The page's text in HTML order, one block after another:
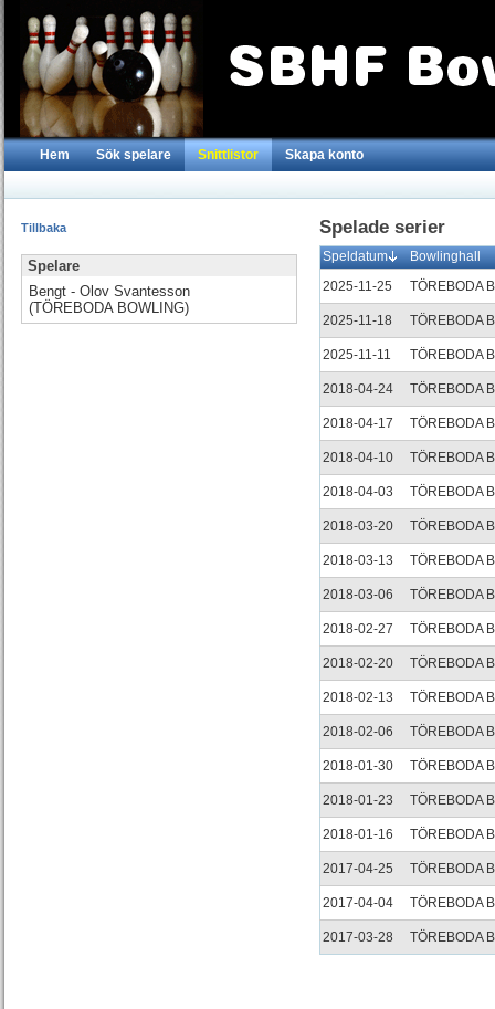
Hem Sök spelare Snittlistor Skapa konto
Tillbaka
Spelare
Bengt - Olov Svantesson
(TÖREBODA BOWLING)
Spelade serier
Speldatum
Bowlinghall
2025-11-25
TÖREBODA
2025-11-18 TÖREBODA
2025-11-11 TÖREBODA
2018-04-24 TÖREBODA
2018-04-17 TÖREBODA
2018-04-10 TÖREBODA
2018-04-03 TÖREBODA
2018-03-20 TÖREBODA
2018-03-13 TÖREBODA
2018-03-06 TÖREBODA
2018-02-27 TÖREBODA
2018-02-20 TÖREBODA
2018-02-13 TÖREBODA
2018-02-06 TÖREBODA
2018-01-30 TÖREBODA
2018-01-23 TÖREBODA
2018-01-16 TÖREBODA
2017-04-25 TÖREBODA
2017-04-04 TÖREBODA
2017-03-28 TÖREBODA